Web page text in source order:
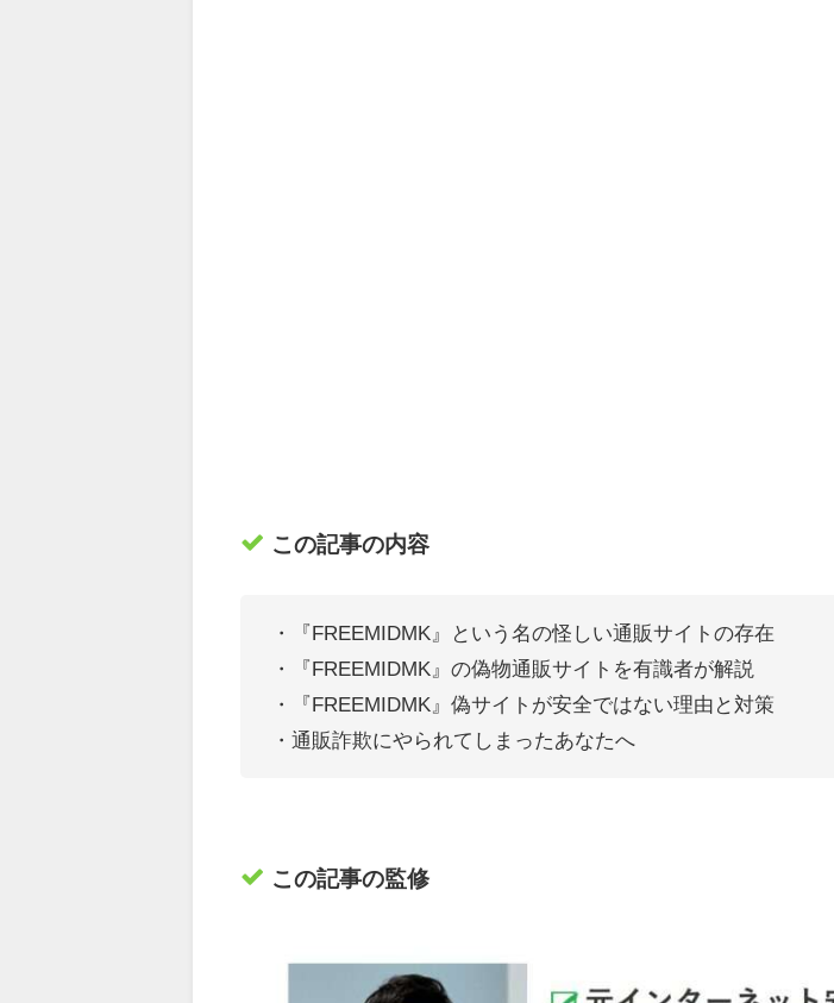
この記事の内容
・『FREEMIDMK』
という名の怪しい通販サイトの存在
・『FREEMIDMK』の偽物通販サイトを有識者が解説
・『FREEMIDMK』偽サイトが安全ではない理由と対策
・通販詐欺にやられてしまったあなたへ
この記事の監修